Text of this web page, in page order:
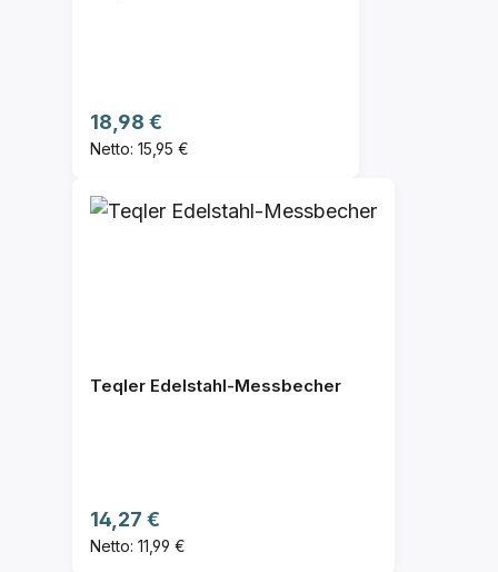
Regulärer Preis:
18,98 €
Netto: 15,95 €
Teqler Edelstahl-Messbecher
Regulärer Preis:
14,27 €
Netto: 11,99 €